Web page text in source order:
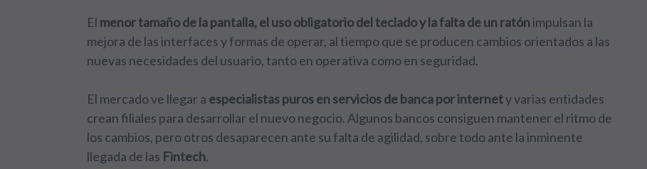
El menor tamaño de la pantalla, el uso obligatorio del teclado y la falta de un ratónimpulsan la
mejora de las interfaces y formas de operar, al tiempo que se producen cambios orientados a las
nuevas necesidades del usuario, tanto en operativa como en seguridad.
El mercado ve llegar a especialistas puros en servicios de banca por internety varias entidades
crean filiales para desarrollar el nuevo negocio. Algunos bancos consiguen mantener el ritmo de
los cambios, pero otros desaparecen ante su falta de agilidad, sobre todo ante la inminente
llegada de las Fintech.